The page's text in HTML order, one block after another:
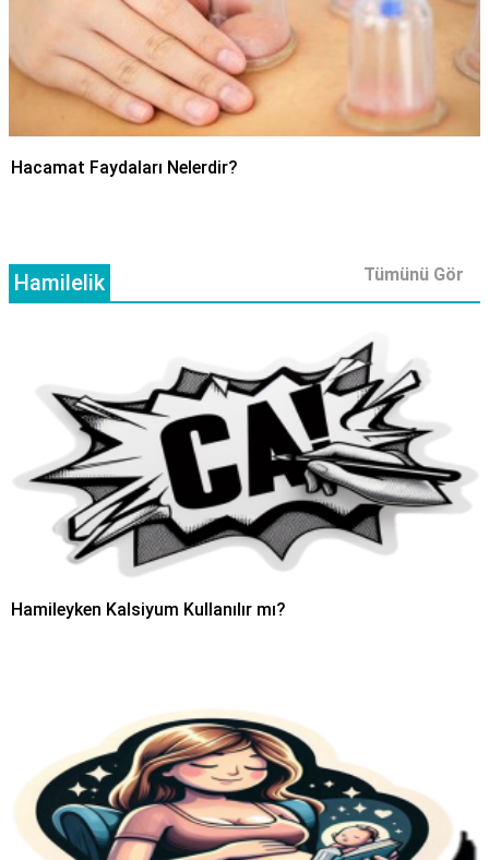
Hacamat Faydaları Nelerdir?
Hamilelik Tümünü Gör
Hamileyken Kalsiyum Kullanılır mı?